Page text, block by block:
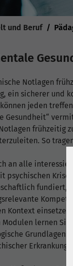
und Beruf
Notlagen
ein sicherer und
jeden
Gesundheit“
frühzeitig
So
an alle
psychischen
fundiert,
Kontext einsetzen
lernen Sie: